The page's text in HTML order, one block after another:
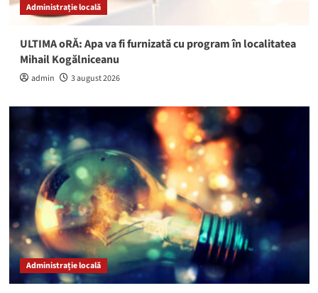
Administrație locală
ULTIMA oRĂ: Apa va fi furnizată cu program în localitatea
Mihail Kogălniceanu
admin 3 august 2026
Administrație locală